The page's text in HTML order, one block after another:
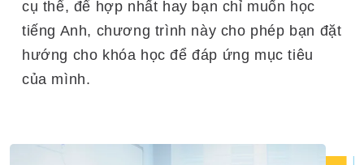
cụ thể, để hợp nhất hay bạn chỉ muốn học
tiếng Anh, chương trình này cho phép bạn đặt
hướng cho khóa học để đáp ứng mục tiêu
của mình.